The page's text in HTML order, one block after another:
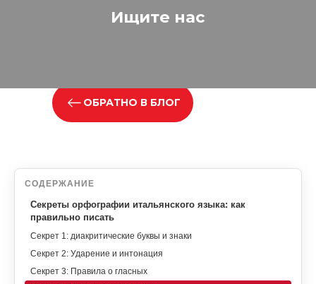
Ищите нас
ОБРАТНО В БЛОГ
СОДЕРЖАНИЕ
Секреты орфографии итальянского языка: как
правильно писать
Секрет 1: диакритические буквы и знаки
Секрет 2: Ударение и интонация
Секрет 3: Правила о гласных